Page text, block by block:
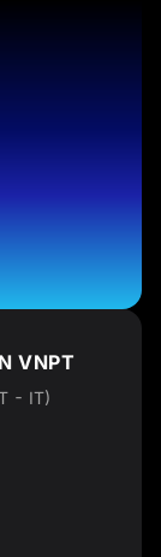
VNPT
- IT)